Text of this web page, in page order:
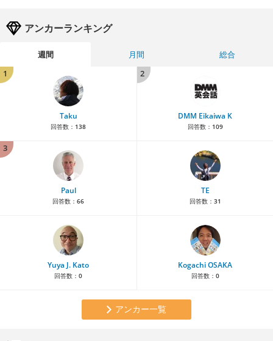
アンカーランキング
週間 月間
総合
1
Taku
回答数： 138
2
DMM Eikaiwa K
回答数： 109
3
Paul
回答数： 66
TE
回答数： 31
Yuya J. Kato
回答数： 0
Kogachi OSAKA
回答数： 0
アンカー一覧